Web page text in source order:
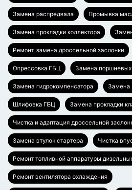
Замена распредвала Промывка
Замена прокладки коллектора
Ремонт, замена дроссельной заслонки
Опрессовка ГБЦ Замена поршневых
Замена гидрокомпенсатора Замена
Шлифовка ГБЦ Замена прокладки
Чистка и адаптация дроссельной
Замена втулок стартера Чистка
Ремонт топливной аппаратуры
Ремонт вентилятора охлаждения